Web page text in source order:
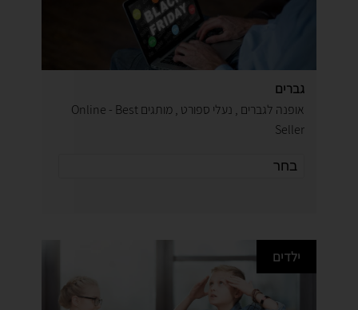
גברים
אופנה לגברים , נעלי ספורט , מותגים Online - Best
Seller
ילדים